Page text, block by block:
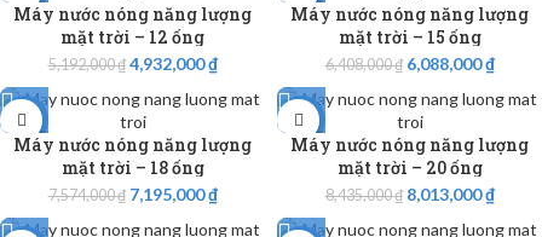
Máy nước nóng năng lượng
mặt trời – 12 ống
5,192,000₫ 4,932,000₫
Máy nước nóng năng lượng
mặt trời – 15 ống
6,408,000₫ 6,088,000₫
-5%
Máy nước nóng năng lượng
mặt trời – 18 ống
7,574,000₫ 7,195,000₫
-5%
Máy nước nóng năng lượng
mặt trời – 20 ống
8,435,000₫ 8,013,000₫